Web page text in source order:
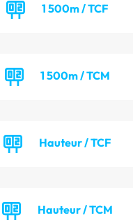
1 500m / TCF
1 500m / TCM
Hauteur / TCF
Hauteur / TCM